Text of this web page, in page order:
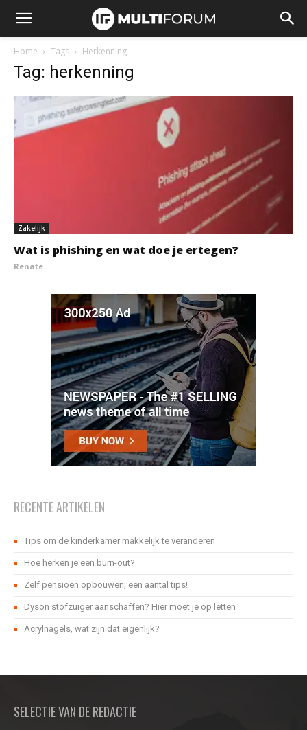
Home Tags Herkenning
Tag: herkenning
Zakelijk
Wat is phishing en wat doe je ertegen?
Renate
RECENTE ARTIKELEN
Tips om de kinderkamer makkelijk te veranderen
Hoe herken je een burn-out?
Zelf pensioen opbouwen; een aantal tips!
Dyson stofzuiger aanschaffen? Hier moet je op letten
Acrylnagels, wat zijn dat eigenlijk?
SELECTIE VAN DE REDACTIE